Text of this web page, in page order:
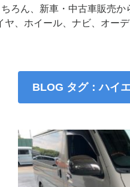
ろん、新車・中古車販売か
ヤ、ホイール、ナビ、オー
BLOG タグ：ハイ